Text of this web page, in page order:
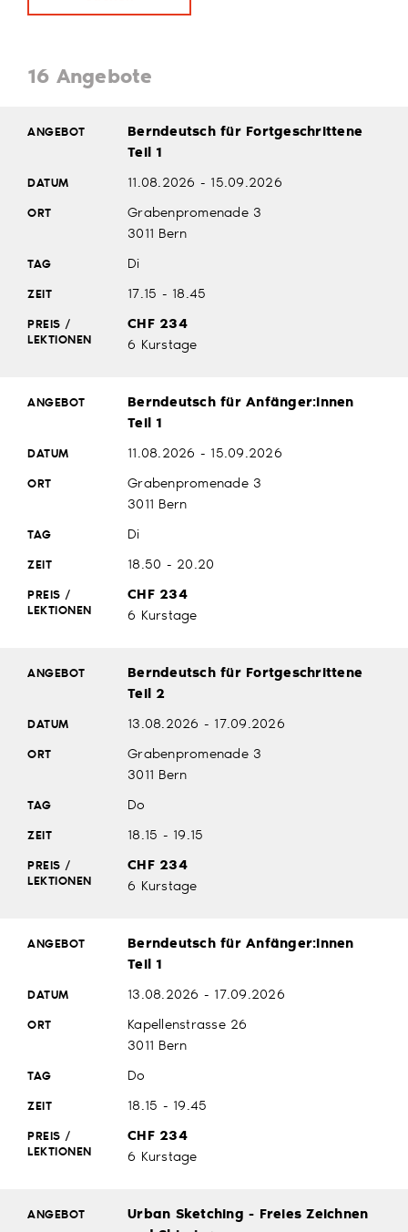
16 Angebote
Berndeutsch für Fortgeschrittene
Teil 1
11.08.2026 - 15.09.2026
Grabenpromenade 3
3011 Bern
Di
17.15 - 18.45
CHF 234
6 Kurstage
Berndeutsch für Anfänger:innen
Teil 1
11.08.2026 - 15.09.2026
Grabenpromenade 3
3011 Bern
Di
18.50 - 20.20
CHF 234
6 Kurstage
Berndeutsch für Fortgeschrittene
Teil 2
13.08.2026 - 17.09.2026
Grabenpromenade 3
3011 Bern
Do
18.15 - 19.15
CHF 234
6 Kurstage
Berndeutsch für Anfänger:innen
Teil 1
13.08.2026 - 17.09.2026
Kapellenstrasse 26
3011 Bern
Do
18.15 - 19.45
CHF 234
6 Kurstage
Urban Sketching - Freies Zeichnen